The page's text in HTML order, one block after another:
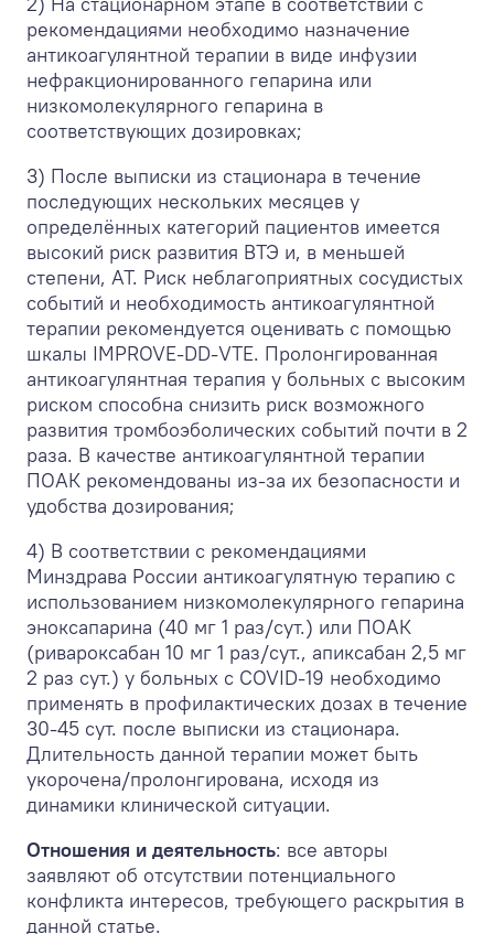
рекомендациями необходимо назначение
антикоагулянтной терапии в виде инфузии
нефракционированного гепарина или
низкомолекулярного гепарина в
соответствующих дозировках;
3) После выписки из стационара в течение
последующих нескольких месяцев у
определённых категорий пациентов имеется
высокий риск развития ВТЭ и, в меньшей
степени, АТ. Риск неблагоприятных сосудистых
событий и необходимость антикоагулянтной
терапии рекомендуется оценивать с помощью
шкалы IMPROVE-DD-VTE. Пролонгированная
антикоагулянтная терапия у больных с высоким
риском способна снизить риск возможного
развития тромбоэболических событий почти в 2
раза. В качестве антикоагулянтной терапии
ПОАК рекомендованы из-за их безопасности и
удобства дозирования;
4) В соответствии с рекомендациями
Минздрава России антикоагулятную терапию с
использованием низкомолекулярного гепарина
эноксапарина (40 мг 1 раз/сут.) или ПОАК
(ривароксабан 10 мг 1 раз/сут., апиксабан 2,5 мг
2 раз сут.) у больных с COVID-19 необходимо
применять в профилактических дозах в течение
30-45 сут. после выписки из стационара.
Длительность данной терапии может быть
укорочена/пролонгирована, исходя из
динамики клинической ситуации.
Отношения и деятельность: все авторы
заявляют об отсутствии потенциального
конфликта интересов, требующего раскрытия в
данной статье.